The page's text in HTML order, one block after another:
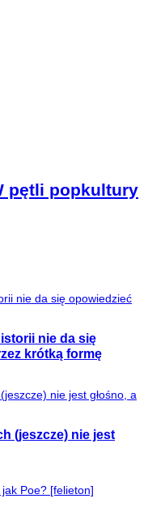
pętli popkultury
nie da się
krótką formę
(jeszcze) nie jest